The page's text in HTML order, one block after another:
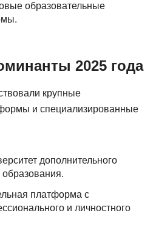
образовательные
2025 года
крупные
и специализированные
дополнительного
платформа с
и личностного